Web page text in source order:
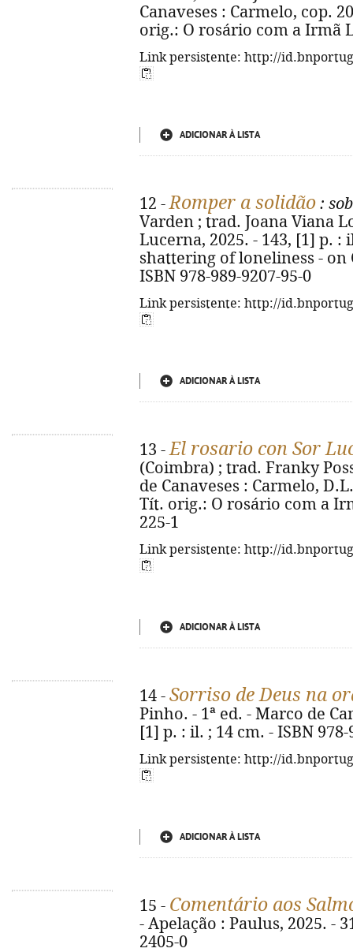
Canaveses : Carmelo, cop.
orig.: O rosário com a Irmã
Link persistente: http://
ADICIONAR À LISTA
12 -Romper a solidão :
Varden ; trad. Joana Viana
Lucerna, 2025. - 143, [1] p. :
shattering of loneliness -
ISBN 978-989-9207-95-0
Link persistente: http://
ADICIONAR À LISTA
13 -El rosario con Sor
(Coimbra) ; trad. Franky
de Canaveses : Carmelo,
Tít. orig.: O rosário com a
225-1
Link persistente: http://
ADICIONAR À LISTA
14 - Sorriso de Deus na
Pinho. - 1ª ed. - Marco de
[1] p. : il. ; 14 cm. - ISBN 978-
Link persistente: http://
ADICIONAR À LISTA
15 - Comentário aos
- Apelação : Paulus, 2025. -
2405-0